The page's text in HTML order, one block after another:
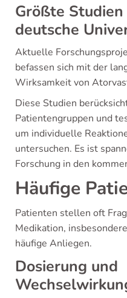
Größte
deutsche
Aktuelle
befassen sich mit der
Wirksamkeit von
Diese Studien
Patientengruppen und
um individuelle
untersuchen. Es ist
Forschung in den
Häufige
Patienten stellen oft
Medikation,
häufige Anliegen.
Dosierung und